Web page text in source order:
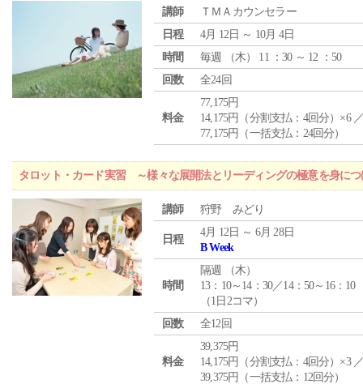
講師
ＴＭＡカウンセラー
日程
4月 12日 ～ 10月 4日
時間
毎週 （木） 11 ：30 ～ 12 ：50
回数
全24回
料金
77,175円
14,175円（分割支払：4回分）×6
77,175円（一括支払：24回分）
タロット・カード実習 ～様々な展開法とリーディングの極意を身につ
講師 狩野 みどり
日程
4月 12日 ～ 6月 28日
B Week
時間
隔週 （木）
13：10～14：30／14：50～16：10
（1日2コマ）
回数
全12回
料金
39,375円
14,175円（分割支払：4回分）×3
39,375円（一括支払：12回分）